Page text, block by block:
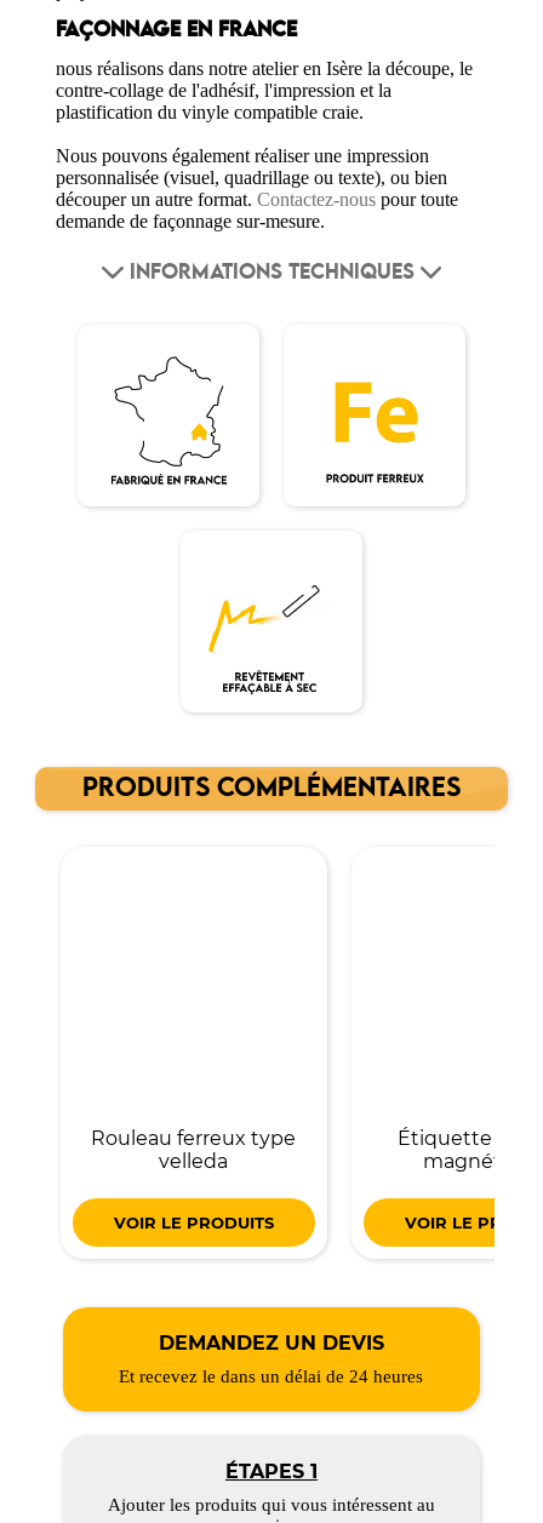
FAÇONNAGE EN FRANCE
nous réalisons dans notre atelier en Isère la découpe, le
contre-collage de l'adhésif, l'impression et la
plastification du vinyle compatible craie.
Nous pouvons également réaliser une impression
personnalisée (visuel, quadrillage ou texte), ou bien
découper un autre format.Contactez-nous pour toute
demande de façonnage sur-mesure.
INFORMATIONS TECHNIQUES
PRODUITS COMPLÉMENTAIRES
Rouleau ferreux type
velleda
VOIR LE PRODUITS
Étiquette
VOIR LE
DEMANDEZ UN DEVIS
Et recevez le dans un délai de 24 heures
ÉTAPES 1
Ajouter les produits qui vous intéressent au